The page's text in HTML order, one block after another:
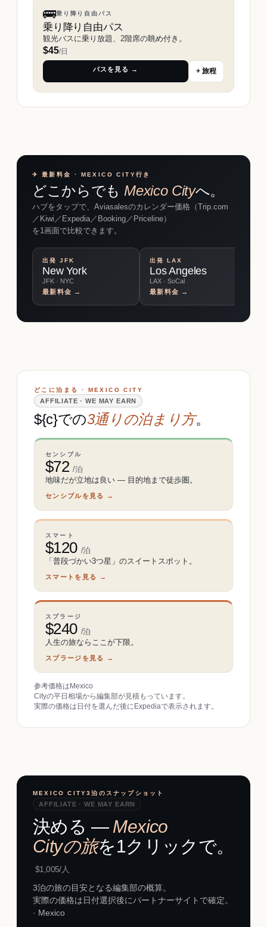
🚌乗り降り自由パス
乗り降り自由パス
観光バスに乗り放題、2階席の眺め付き。
$45/日
パスを見る → + 旅程
✈︎ 最新料金 · MEXICO CITY行き
どこからでも Mexico Cityへ。
ハブをタップで、Aviasalesのカレンダー価格（Trip.com
／Kiwi／Expedia／Booking／Priceline）
を1画面で比較できます。
出発 JFK
New York
JFK · NYC
最新料金 →
出発 LAX
Los Angeles
LAX · SoCal
最新料金 →
どこに泊まる · MEXICO CITY
AFFILIATE · WE MAY EARN
${c}での3通りの泊まり方。
センシブル
$72 /泊
地味だが立地は良い ― 目的地まで徒歩圏。
センシブルを見る →
スマート
$120 /泊
「普段づかい3つ星」のスイートスポット。
スマートを見る →
スプラージ
$240 /泊
人生の旅ならここが下限。
スプラージを見る →
参考価格はMexico
Cityの平日相場から編集部が見積もっています。
実際の価格は日付を選んだ後にExpediaで表示されます。
MEXICO CITY3泊のスナップショット
AFFILIATE · WE MAY EARN
決める ― Mexico
Cityの旅を1クリックで。
$1,005/人
3泊の旅の目安となる編集部の概算。
実際の価格は日付選択後にパートナーサイトで確定。
· Mexico